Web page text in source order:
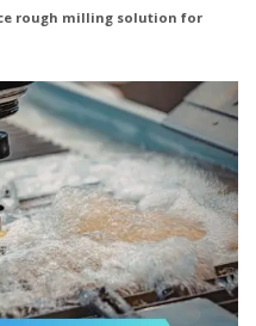
rough milling solution for